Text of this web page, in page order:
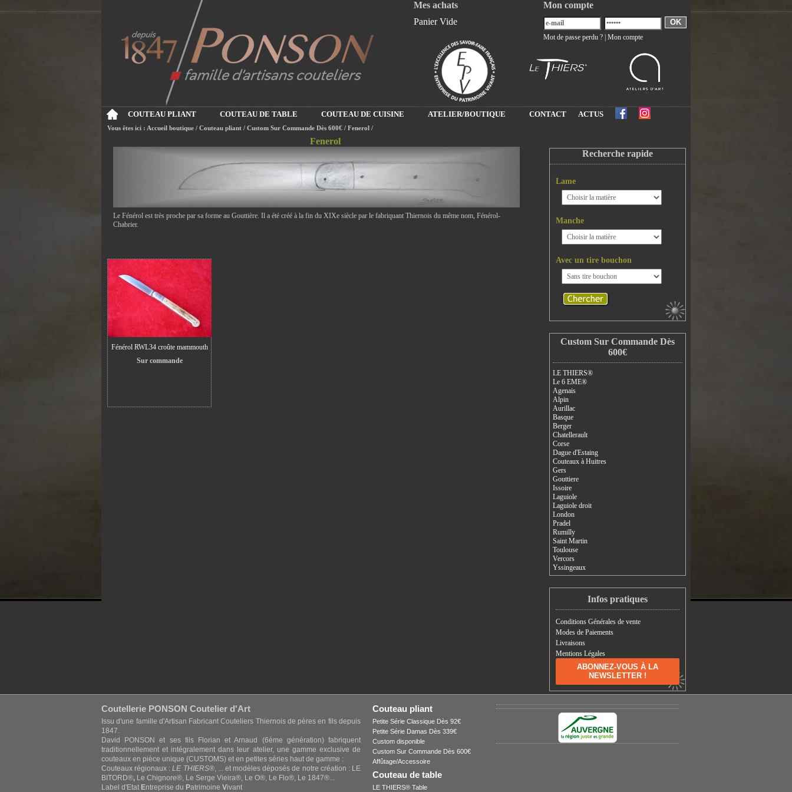
Mes achats
Panier Vide
Mon compte
OK
Mot de passe perdu ? Mon compte
COUTEAU PLIANT COUTEAU DE TABLE COUTEAU DE CUISINE ATELIER/BOUTIQUE CONTACT ACTUS
Vous êtes ici : Accueil boutique / Couteau pliant / Custom Sur Commande Dès 600€ / Fenerol /
Fenerol
Le Fénérol est très proche par sa forme au Gouttière. Il a été créé à la fin du XIXe siècle par le fabriquant Thiernois du même nom, Fénérol-
Chabrier.
Fénérol RWL34 croûte mammouth
Sur commande
Recherche rapide
Lame
Manche
Avec un tire bouchon
Custom Sur Commande Dès
600€
LE THIERS®
Le 6 EME®
Agenais
Alpin
Aurillac
Basque
Berger
Chatellerault
Corse
Dague d'Estaing
Couteaux à Huitres
Gers
Gouttiere
Issoire
Laguiole
Laguiole droit
London
Pradel
Rumilly
Saint Martin
Toulouse
Vercors
Yssingeaux
Infos pratiques
Conditions Générales de vente
Modes de Paiements
Livraisons
Mentions Légales
ABONNEZ-VOUS À LA
NEWSLETTER !
Coutellerie PONSON Coutelier d'Art
Issu d'une famille d'Artisan Fabricant Couteliers Thiernois de pères en fils depuis
1847.
David PONSON et ses fils Florian et Arnaud (6ème génération) fabriquent
traditionnellement et intégralement dans leur atelier, une gamme exclusive de
couteaux en pièce unique (CUSTOMS) et en petites séries haut de gamme :
Couteaux régionaux :LE THIERS®, ... et modèles déposés de notre création : LE
BITORD®, Le Chignore®, Le Serge Vieira®, Le O®, Le Flo®, Le 1847®...
Label d'Etat Entreprise du Patrimoine Vivant
Couteau pliant
Petite Série Classique Dès 92€
Petite Série Damas Dès 339€
Custom disponible
Custom Sur Commande Dès 600€
Affûtage/Accessoire
Couteau de table
LE THIERS® Table